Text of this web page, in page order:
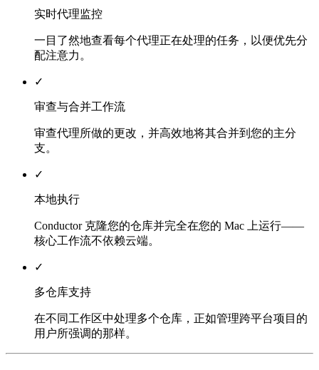
实时代理监控
一目了然地查看每个代理正在处理的任务，以便优先分
配注意力。
✓
审查与合并工作流
审查代理所做的更改，并高效地将其合并到您的主分
支。
✓
本地执行
Conductor 克隆您的仓库并完全在您的 Mac 上运行——
核心工作流不依赖云端。
✓
多仓库支持
在不同工作区中处理多个仓库，正如管理跨平台项目的
用户所强调的那样。